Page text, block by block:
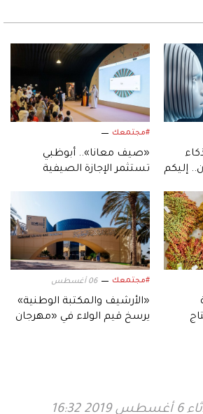
إليكم
#مجتمعك
«صيف معانا».. أبوظبي
تستثمر الإجازة الصيفية
#مجتمعك 06 أغسطس
«الأرشيف والمكتبة الوطنية»
يرسخ قيم الولاء في «مهرجان
2019 16:32